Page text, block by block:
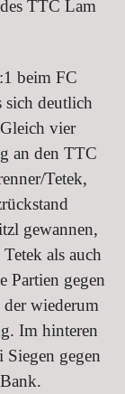
TTC Lam
beim FC
sich deutlich
vier
an den TTC
Tetek,
gewannen,
als auch
Partien gegen
wiederum
Im hinteren
gegen